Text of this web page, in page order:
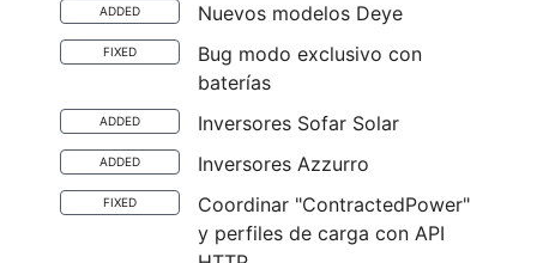
ADDED Nuevos modelos Deye
FIXED
Bug modo exclusivo con
baterías
ADDED Inversores Sofar Solar
ADDED Inversores Azzurro
FIXED
Coordinar "ContractedPower"
y perfiles de carga con API